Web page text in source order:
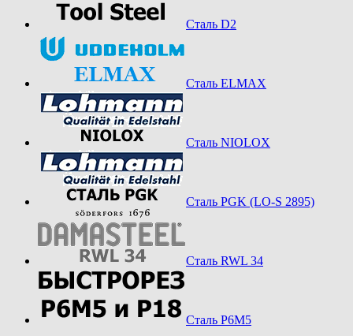
Сталь D2
Сталь ELMAX
Сталь NIOLOX
Сталь PGK (LO-S 2895)
Сталь RWL 34
Сталь Р6М5